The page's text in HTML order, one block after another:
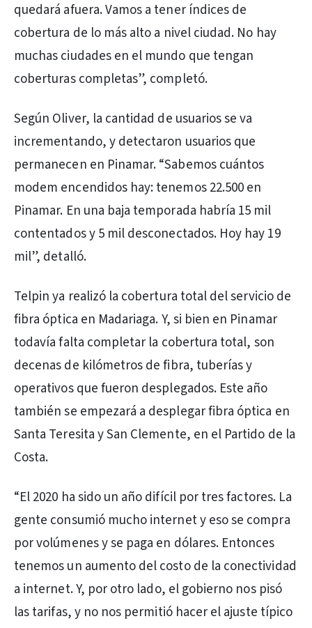
quedará afuera. Vamos a tener índices de
cobertura de lo más alto a nivel ciudad. No hay
muchas ciudades en el mundo que tengan
coberturas completas”, completó.
Según Oliver, la cantidad de usuarios se va
incrementando, y detectaron usuarios que
permanecen en Pinamar. “Sabemos cuántos
modem encendidos hay: tenemos 22.500 en
Pinamar. En una baja temporada habría 15 mil
contentados y 5 mil desconectados. Hoy hay 19
mil”, detalló.
Telpin ya realizó la cobertura total del servicio de
fibra óptica en Madariaga. Y, si bien en Pinamar
todavía falta completar la cobertura total, son
decenas de kilómetros de fibra, tuberías y
operativos que fueron desplegados. Este año
también se empezará a desplegar fibra óptica en
Santa Teresita y San Clemente, en el Partido de la
Costa.
“El 2020 ha sido un año difícil por tres factores. La
gente consumió mucho internet y eso se compra
por volúmenes y se paga en dólares. Entonces
tenemos un aumento del costo de la conectividad
a internet. Y, por otro lado, el gobierno nos pisó
las tarifas, y no nos permitió hacer el ajuste típico